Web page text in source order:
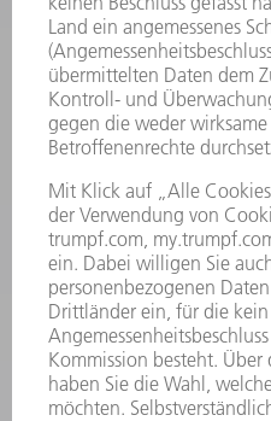
Allgemeine
Kundenbetreuung
+49 7156
Mo - Fr:
Erweiterte
06:30 - 20.00 Uhr
Service
+49 7156
Mo - Fr:
Additive